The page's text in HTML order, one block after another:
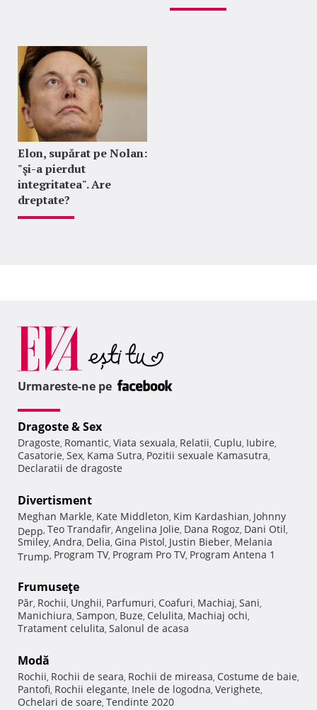
Elon, supărat pe Nolan:
"şi-a pierdut
integritatea". Are
dreptate?
Urmareste-ne pe
Dragoste & Sex
Dragoste, Romantic, Viata sexuala, Relatii, Cuplu, Iubire,
Casatorie, Sex, Kama Sutra, Pozitii sexuale Kamasutra,
Declaratii de dragoste
Divertisment
Meghan Markle, Kate Middleton, Kim Kardashian, Johnny
Depp, Teo Trandafir, Angelina Jolie, Dana Rogoz, Dani Otil,
Smiley, Andra, Delia, Gina Pistol, Justin Bieber, Melania
Trump, Program TV, Program Pro TV, Program Antena 1
Frumuseţe
Păr, Rochii, Unghii, Parfumuri, Coafuri, Machiaj, Sani,
Manichiura, Sampon, Buze, Celulita, Machiaj ochi,
Tratament celulita, Salonul de acasa
Modă
Rochii, Rochii de seara, Rochii de mireasa, Costume de baie,
Pantofi, Rochii elegante, Inele de logodna, Verighete,
Ochelari de soare, Tendinte 2020